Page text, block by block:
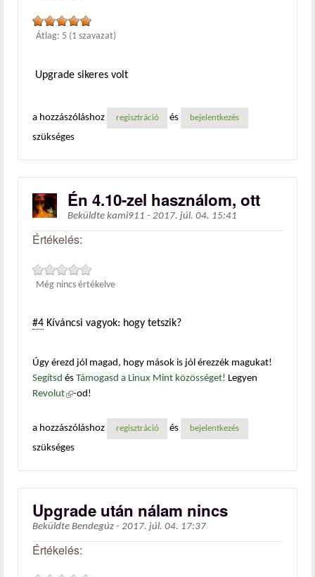
Átlag: 5 (1 szavazat)
Upgrade sikeres volt
a hozzászóláshoz regisztráció és bejelentkezés
szükséges
Én 4.10-zel használom, ott
Beküldte kami911 - 2017. júl. 04. 15:41
Értékelés:
Még nincs értékelve
#4 Kíváncsi vagyok: hogy tetszik?
Úgy érezd jól magad, hogy mások is jól érezzék magukat!
Segítsd és Támogasd a Linux Mint közösséget! Legyen
Revolut(külső hivatkozás)
-od!
a hozzászóláshoz regisztráció és bejelentkezés
szükséges
Upgrade után nálam nincs
Beküldte Bendegúz - 2017. júl. 04. 17:37
Értékelés: